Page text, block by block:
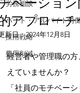
「あるバイ」は無料掲
しても費用が掛からな
是非、ご活用ください！
【あるバイ関東版】ア
トの求人・仕事を探そ
こに【あるバイ】
労務相談
パート・アルバイト労
採用戦略
費用削減
ベーショ
アプローチ
新日：2024年12月8日
5つ星のうちNaNと
経営者や管理職の
えていませんか？
「社員のモチベー